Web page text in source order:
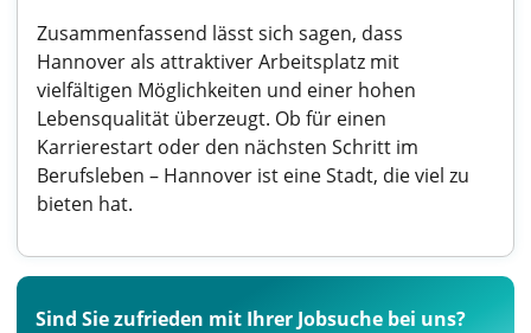
Zusammenfassend lässt sich sagen, dass
Hannover als attraktiver Arbeitsplatz mit
vielfältigen Möglichkeiten und einer hohen
Lebensqualität überzeugt. Ob für einen
Karrierestart oder den nächsten Schritt im
Berufsleben – Hannover ist eine Stadt, die viel zu
bieten hat.
Sind Sie zufrieden mit Ihrer Jobsuche bei uns?